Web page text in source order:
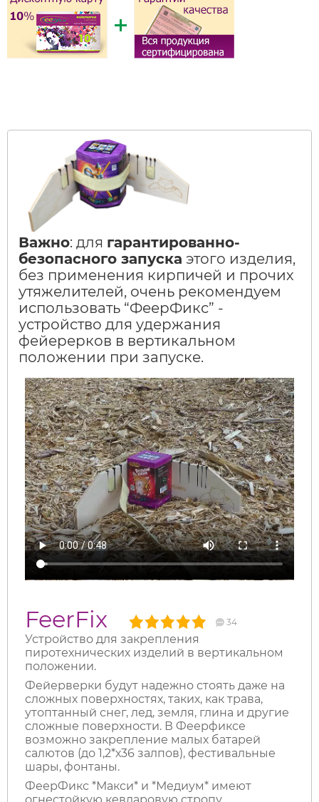
Важно: для гарантированно-
безопасного запуска этого изделия,
без применения кирпичей и прочих
утяжелителей, очень рекомендуем
использовать “ФеерФикс” -
устройство для удержания
фейерерков в вертикальном
положении при запуске.
FeerFix 34
Устройство для закрепления
пиротехнических изделий в вертикальном
положении.
Фейерверки будут надежно стоять даже на
сложных поверхностях, таких, как трава,
утоптанный снег, лед, земля, глина и другие
сложные поверхности. В Феерфиксе
возможно закрепление малых батарей
салютов (до 1,2*х36 залпов), фестивальные
шары, фонтаны.
ФеерФикс *Макси* и *Медиум* имеют
огнестойкую кевларовую стропу.